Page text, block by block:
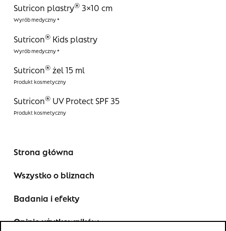
Sutricon plastry®3×10 cm
Sutricon®Kids plastry
Sutricon®żel 15 ml
Sutricon®UV Protect SPF 35
Strona główna
Wszystko o bliznach
Badania i efekty
Opinie użytkowników